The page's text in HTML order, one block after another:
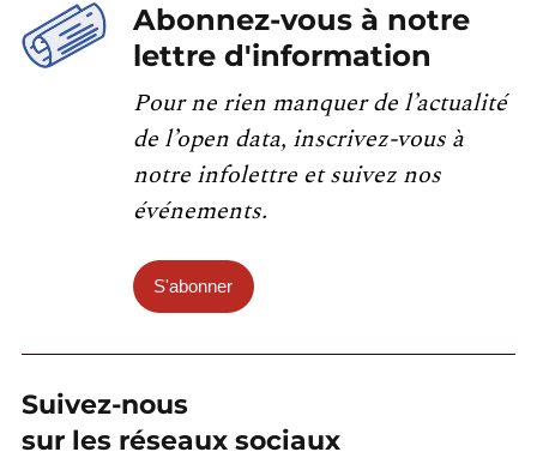
Abonnez-vous à notre
lettre d'information
Pour ne rien manquer de l’actualité
de l’open data, inscrivez-vous à
notre infolettre et suivez nos
événements.
S'abonner
Suivez-nous
sur les réseaux sociaux